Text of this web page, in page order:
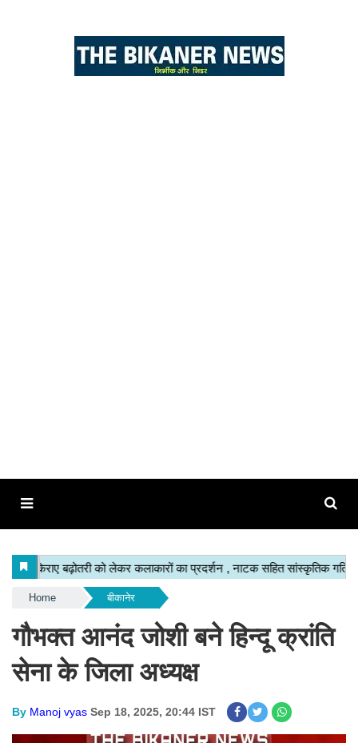
Home बीकानेर
गौभक्त आनंद जोशी बने हिन्दू क्रांति
सेना के जिला अध्यक्ष
By Manoj vyas Sep 18, 2025, 20:44 IST